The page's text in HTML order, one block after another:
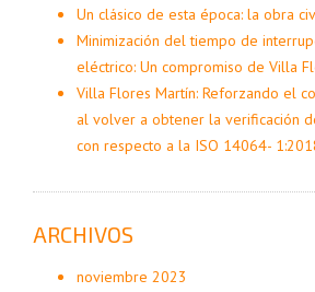
Un clásico de esta época: la obra
Minimización del tiempo de
eléctrico: Un compromiso de Villa
Villa Flores Martín: Reforzando el
al volver a obtener la verificación
con respecto a la ISO 14064-
ARCHIVOS
noviembre 2023